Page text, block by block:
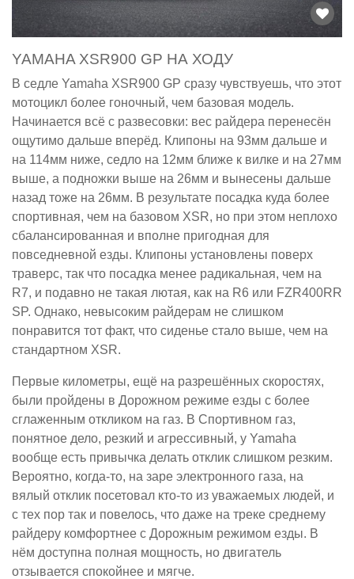
YAMAHA XSR900 GP НА ХОДУ
В седле Yamaha XSR900 GP сразу чувствуешь, что этот
мотоцикл более гоночный, чем базовая модель.
Начинается всё с развесовки: вес райдера перенесён
ощутимо дальше вперёд. Клипоны на 93мм дальше и
на 114мм ниже, седло на 12мм ближе к вилке и на 27мм
выше, а подножки выше на 26мм и вынесены дальше
назад тоже на 26мм. В результате посадка куда более
спортивная, чем на базовом XSR, но при этом неплохо
сбалансированная и вполне пригодная для
повседневной езды. Клипоны установлены поверх
траверс, так что посадка менее радикальная, чем на
R7, и подавно не такая лютая, как на R6 или FZR400RR
SP. Однако, невысоким райдерам не слишком
понравится тот факт, что сиденье стало выше, чем на
стандартном XSR.
Первые километры, ещё на разрешённых скоростях,
были пройдены в Дорожном режиме езды с более
сглаженным откликом на газ. В Спортивном газ,
понятное дело, резкий и агрессивный, у Yamaha
вообще есть привычка делать отклик слишком резким.
Вероятно, когда-то, на заре электронного газа, на
вялый отклик посетовал кто-то из уважаемых людей, и
с тех пор так и повелось, что даже на треке среднему
райдеру комфортнее с Дорожным режимом езды. В
нём доступна полная мощность, но двигатель
отзывается спокойнее и мягче.